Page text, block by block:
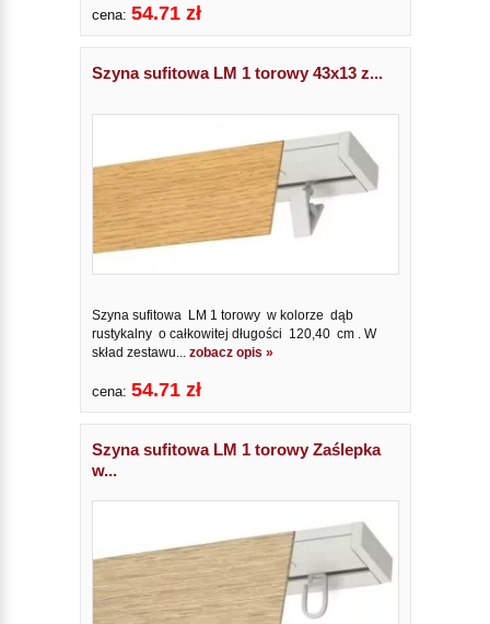
cena: 54.71 zł
Szyna sufitowa LM 1 torowy 43x13 z...
Szyna sufitowa LM 1 torowy w kolorze dąb
rustykalny o całkowitej długości 120,40 cm . W
skład zestawu... zobacz opis »
cena: 54.71 zł
Szyna sufitowa LM 1 torowy Zaślepka
w...